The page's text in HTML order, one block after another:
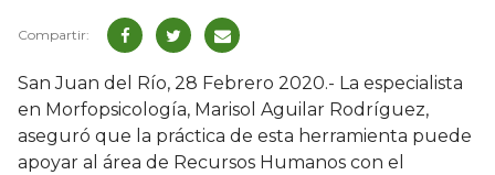
San Juan del Río, 28 Febrero 2020.- La especialista
en Morfopsicología, Marisol Aguilar Rodríguez,
aseguró que la práctica de esta herramienta puede
apoyar al área de Recursos Humanos con el